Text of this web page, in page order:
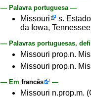
— Palavra portuguesa —
Missouri
s.
da Iowa,
— Palavras portuguesas,
Missouri prop.n.
Missouri prop.n.
— Em francês —
Missouri n.prop.m.